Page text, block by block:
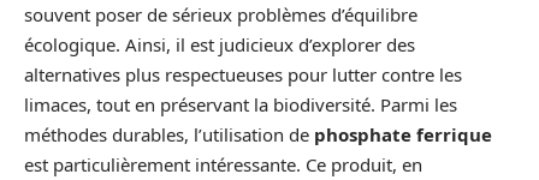
souvent poser de sérieux problèmes d’équilibre
écologique. Ainsi, il est judicieux d’explorer des
alternatives plus respectueuses pour lutter contre les
limaces, tout en préservant la biodiversité. Parmi les
méthodes durables, l’utilisation de phosphate ferrique
est particulièrement intéressante. Ce produit, en